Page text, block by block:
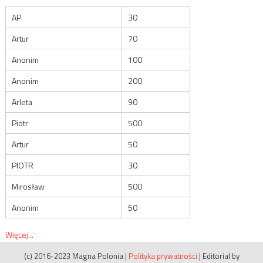
AP
30
Artur
70
Anonim
100
Anonim
200
Arleta
90
Piotr
500
Artur
50
PIOTR
30
Mirosław
500
Anonim
50
Więcej...
(c) 2016-2023 Magna Polonia | Polityka prywatności | Editorial by